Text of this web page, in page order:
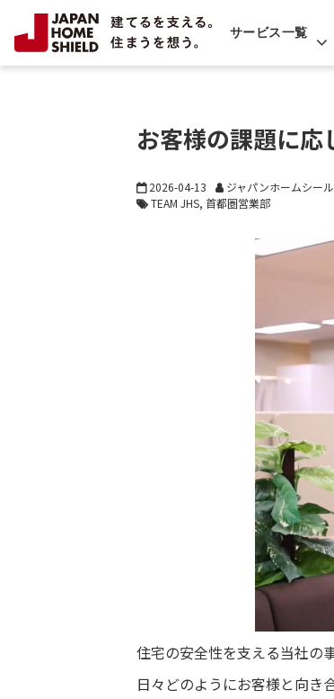
サービス一覧
お客様の課題に応
2026-04-13
ジャパンホームシー
TEAM JHS 首都圏営業部
住宅の安全性を支える当社の
日々どのようにお客様と向き